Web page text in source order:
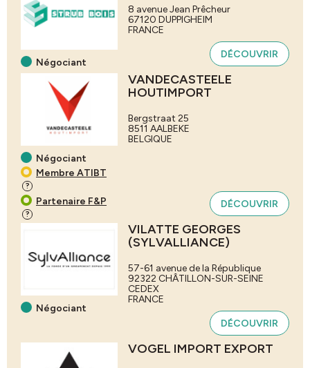
Négociant
8 avenue Jean Prêcheur
67120 DUPPIGHEIM
FRANCE
DÉCOUVRIR
Négociant
Membre ATIBT
?
Partenaire F&P
?
VANDECASTEELE
HOUTIMPORT
Bergstraat 25
8511 AALBEKE
BELGIQUE
DÉCOUVRIR
Négociant
VILATTE GEORGES
(SYLVALLIANCE)
57-61 avenue de la République
92322 CHÂTILLON-SUR-SEINE
CEDEX
FRANCE
DÉCOUVRIR
VOGEL IMPORT EXPORT